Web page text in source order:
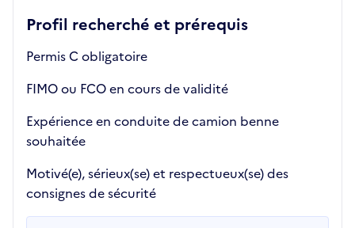
Profil recherché et prérequis
Permis C obligatoire
FIMO ou FCO en cours de validité
Expérience en conduite de camion benne
souhaitée
Motivé(e), sérieux(se) et respectueux(se) des
consignes de sécurité